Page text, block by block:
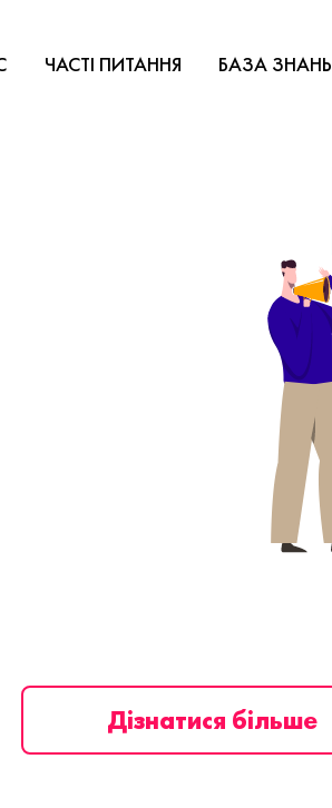
ЧАСТІ ПИТАННЯ БАЗА ЗНАНЬ
Дізнатися більше